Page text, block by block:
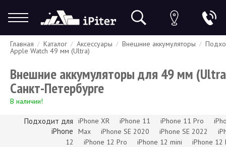
Гарантия Доставка и оплата Спецпредложения Скидки
Главная Каталог Аксессуары Внешние аккумуляторы
Apple Watch 49 мм (Ultra)
Внешние аккумуляторы для 49 мм
Санкт-Петербурге
В наличии!
Подходит для
iPhone
iPhone XR iPhone 11 iPhone 11 Pro
Max
iPhone SE 2020 iPhone SE 2022
12
iPhone 12 Pro iPhone 12 mini
iPhone 12